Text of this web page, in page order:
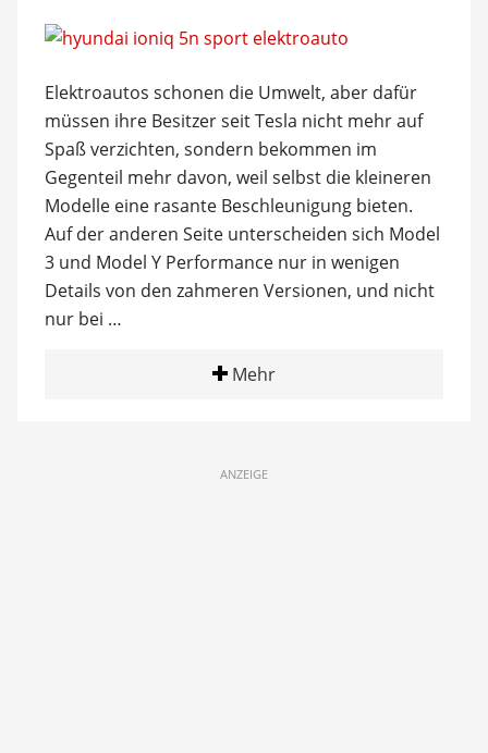
Elektroautos schonen die Umwelt, aber dafür
müssen ihre Besitzer seit Tesla nicht mehr auf
Spaß verzichten, sondern bekommen im
Gegenteil mehr davon, weil selbst die kleineren
Modelle eine rasante Beschleunigung bieten.
Auf der anderen Seite unterscheiden sich Model
3 und Model Y Performance nur in wenigen
Details von den zahmeren Versionen, und nicht
nur bei …
Mehr
ANZEIGE